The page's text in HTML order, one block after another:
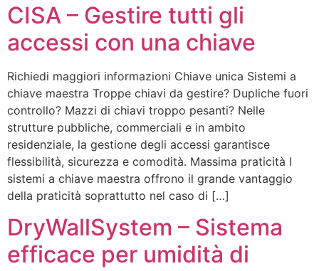
CISA – Gestire tutti gli
accessi con una chiave
Richiedi maggiori informazioni Chiave unica Sistemi a
chiave maestra Troppe chiavi da gestire? Dupliche fuori
controllo? Mazzi di chiavi troppo pesanti? Nelle
strutture pubbliche, commerciali e in ambito
residenziale, la gestione degli accessi garantisce
flessibilità, sicurezza e comodità. Massima praticità I
sistemi a chiave maestra offrono il grande vantaggio
della praticità soprattutto nel caso di […]
DryWallSystem – Sistema
efficace per umidità di